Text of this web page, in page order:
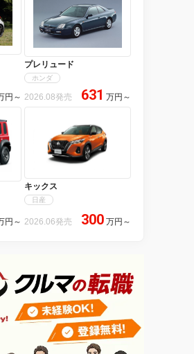
円 ～
プレリュード
ホンダ
2026.08発売 631 万円 ～
円 ～
キックス
日産
2026.06発売 300 万円 ～